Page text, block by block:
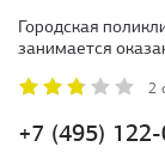
+7 (495) 122-
Городская
занимается
2